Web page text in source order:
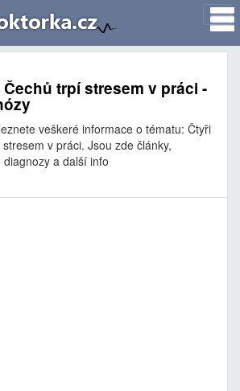
trpí stresem v práci -
veškeré informace o tématu: Čtyři
v práci. Jsou zde články,
a další info